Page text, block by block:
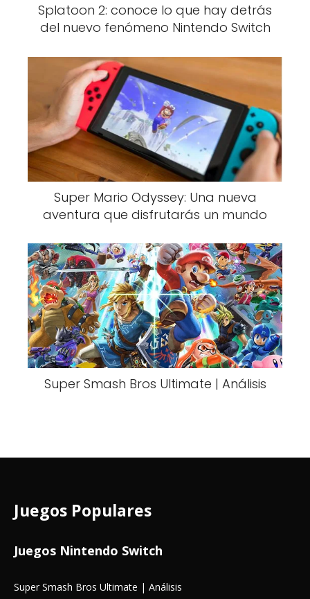
Splatoon 2: conoce lo que hay detrás
del nuevo fenómeno Nintendo Switch
Super Mario Odyssey: Una nueva
aventura que disfrutarás un mundo
Super Smash Bros Ultimate | Análisis
Juegos Populares
Juegos Nintendo Switch
Super Smash Bros Ultimate | Análisis